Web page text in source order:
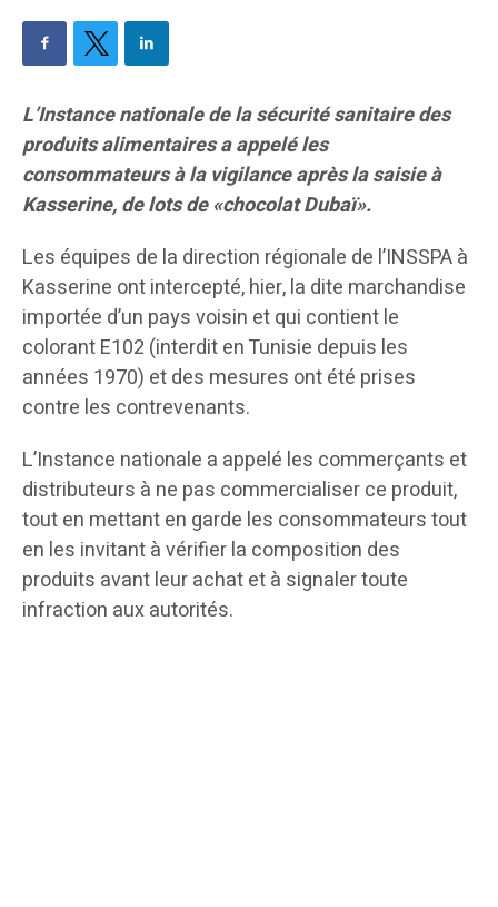
L’Instance nationale de la sécurité sanitaire des
produits alimentaires a appelé les
consommateurs à la vigilance après la saisie à
Kasserine, de lots de «chocolat Dubaï».
Les équipes de la direction régionale de l’INSSPA à
Kasserine ont intercepté, hier, la dite marchandise
importée d’un pays voisin et qui contient le
colorant E102 (interdit en Tunisie depuis les
années 1970) et des mesures ont été prises
contre les contrevenants.
L’Instance nationale a appelé les commerçants et
distributeurs à ne pas commercialiser ce produit,
tout en mettant en garde les consommateurs tout
en les invitant à vérifier la composition des
produits avant leur achat et à signaler toute
infraction aux autorités.